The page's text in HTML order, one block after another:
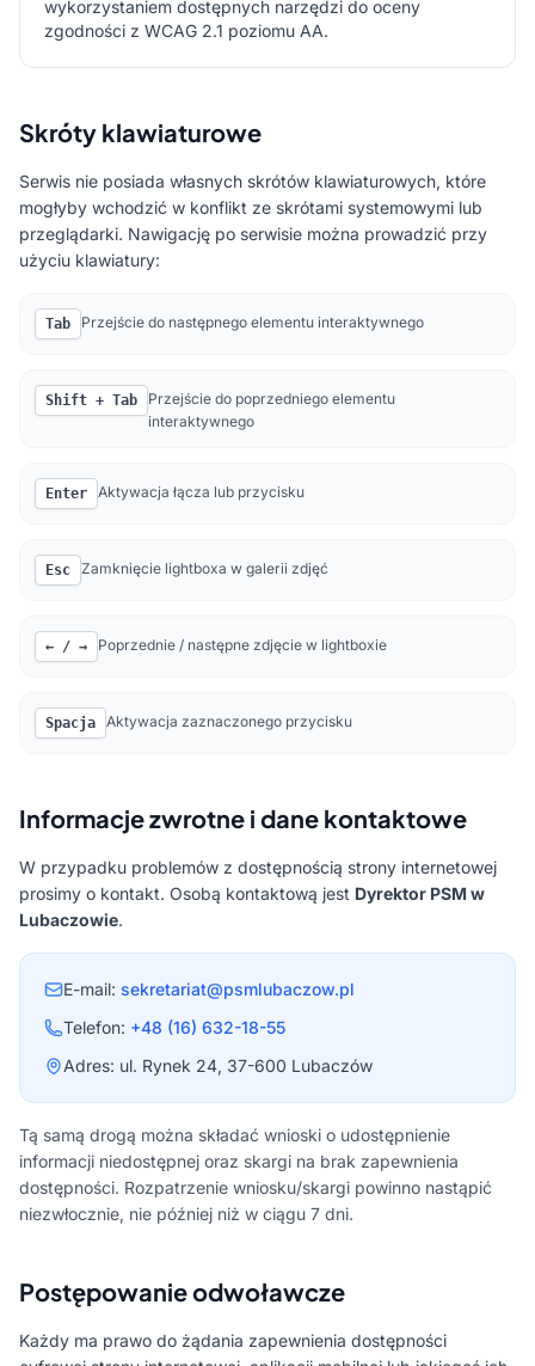
wykorzystaniem dostępnych narzędzi do oceny
zgodności z WCAG 2.1 poziomu AA.
Skróty klawiaturowe
Serwis nie posiada własnych skrótów klawiaturowych, które
mogłyby wchodzić w konflikt ze skrótami systemowymi lub
przeglądarki. Nawigację po serwisie można prowadzić przy
użyciu klawiatury:
Tab Przejście do następnego elementu interaktywnego
Shift + Tab
Przejście do poprzedniego elementu
interaktywnego
Enter Aktywacja łącza lub przycisku
Esc Zamknięcie lightboxa w galerii zdjęć
← / → Poprzednie / następne zdjęcie w lightboxie
Spacja Aktywacja zaznaczonego przycisku
Informacje zwrotne i dane kontaktowe
W przypadku problemów z dostępnością strony internetowej
prosimy o kontakt. Osobą kontaktową jest Dyrektor PSM w
Lubaczowie.
E-mail: sekretariat@psmlubaczow.pl
Telefon: +48 (16) 632-18-55
Adres: ul. Rynek 24, 37-600 Lubaczów
Tą samą drogą można składać wnioski o udostępnienie
informacji niedostępnej oraz skargi na brak zapewnienia
dostępności. Rozpatrzenie wniosku/skargi powinno nastąpić
niezwłocznie, nie później niż w ciągu 7 dni.
Postępowanie odwoławcze
Każdy ma prawo do żądania zapewnienia dostępności